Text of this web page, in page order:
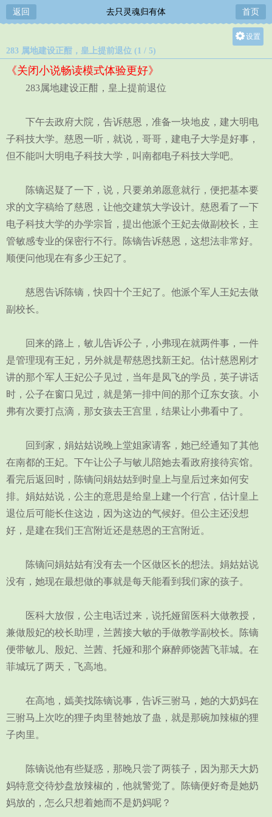
返回 去只灵魂归有体 首页
设置
283 属地建设正酣，皇上提前退位 (1 / 5)
《关闭小说畅读模式体验更好》
283属地建设正酣，皇上提前退位
下午去政府大院，告诉慈恩，准备一块地皮，建大明电
子科技大学。慈恩一听，就说，哥哥，建电子大学是好事，
但不能叫大明电子科技大学，叫南都电子科技大学吧。
陈镝迟疑了一下，说，只要弟弟愿意就行，便把基本要
求的文字稿给了慈恩，让他交建筑大学设计。慈恩看了一下
电子科技大学的办学宗旨，提出他派个王妃去做副校长，主
管敏感专业的保密行不行。陈镝告诉慈恩，这想法非常好。
顺便问他现在有多少王妃了。
慈恩告诉陈镝，快四十个王妃了。他派个军人王妃去做
副校长。
回来的路上，敏儿告诉公子，小弗现在就两件事，一件
是管理现有王妃，另外就是帮慈恩找新王妃。估计慈恩刚才
讲的那个军人王妃公子见过，当年是凤飞的学员，英子讲话
时，公子在窗口见过，就是第一排中间的那个辽东女孩。小
弗有次要打点滴，那女孩去王宫里，结果让小弗看中了。
回到家，娟姑姑说晚上堂姐家请客，她已经通知了其他
在南都的王妃。下午让公子与敏儿陪她去看政府接待宾馆。
看完后返回时，陈镝问娟姑姑到时皇上与皇后过来如何安
排。娟姑姑说，公主的意思是给皇上建一个行宫，估计皇上
退位后可能长住这边，因为这边的气候好。但公主还没想
好，是建在我们王宫附近还是慈恩的王宫附近。
陈镝问娟姑姑有没有去一个区做区长的想法。娟姑姑说
没有，她现在最想做的事就是每天能看到我们家的孩子。
医科大放假，公主电话过来，说托娅留医科大做教授，
兼做殷妃的校长助理，兰茜接大敏的手做教学副校长。陈镝
便带敏儿、殷妃、兰茜、托娅和那个麻醉师饶茜飞菲城。在
菲城玩了两天，飞高地。
在高地，嫣美找陈镝说事，告诉三驸马，她的大奶妈在
三驸马上次吃的狸子肉里替她放了蛊，就是那碗加辣椒的狸
子肉里。
陈镝说他有些疑惑，那晚只尝了两筷子，因为那天大奶
妈特意交待炒盘放辣椒的，他就警觉了。陈镝便好奇是她奶
妈放的，怎么只想着她而不是奶妈呢？